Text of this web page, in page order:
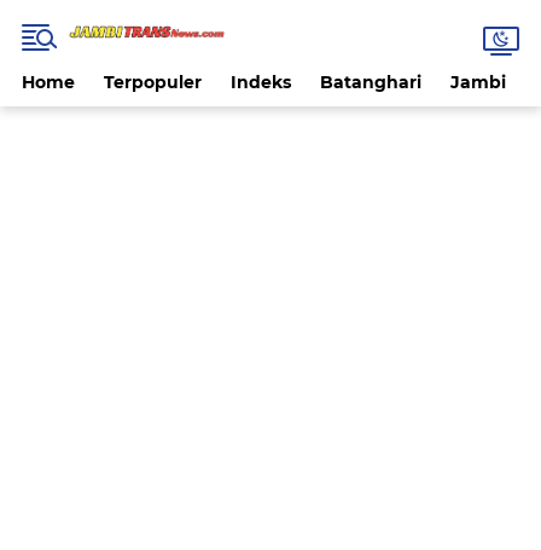
Home Terpopuler Indeks Batanghari Jambi